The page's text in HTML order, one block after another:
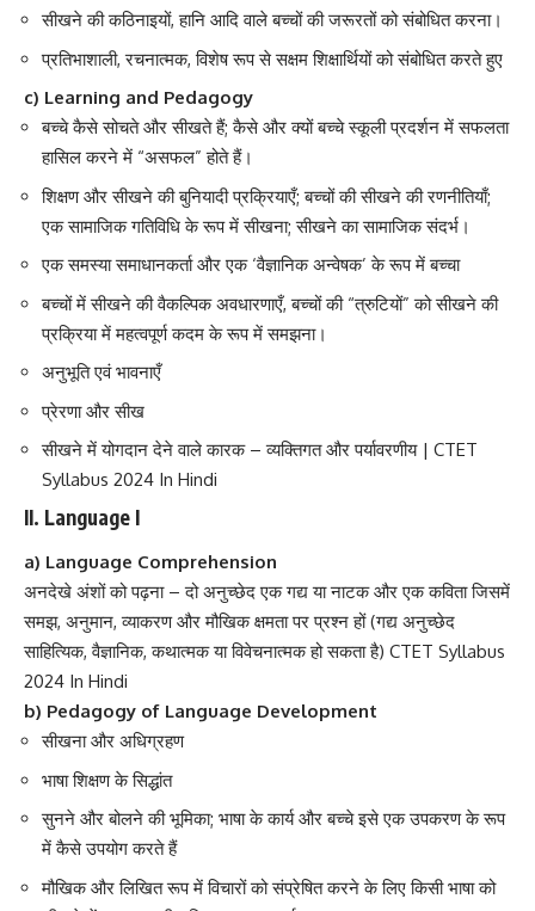
सीखने की कठिनाइयों, हानि आदि वाले बच्चों की जरूरतों को संबोधित करना।
प्रतिभाशाली, रचनात्मक, विशेष रूप से सक्षम शिक्षार्थियों को संबोधित करते हुए
c) Learning and Pedagogy
बच्चे कैसे सोचते और सीखते हैं; कैसे और क्यों बच्चे स्कूली प्रदर्शन में सफलता
हासिल करने में “असफल” होते हैं।
शिक्षण और सीखने की बुनियादी प्रक्रियाएँ; बच्चों की सीखने की रणनीतियाँ;
एक सामाजिक गतिविधि के रूप में सीखना; सीखने का सामाजिक संदर्भ।
एक समस्या समाधानकर्ता और एक ‘वैज्ञानिक अन्वेषक’ के रूप में बच्चा
बच्चों में सीखने की वैकल्पिक अवधारणाएँ, बच्चों की “त्रुटियों” को सीखने की
प्रक्रिया में महत्वपूर्ण कदम के रूप में समझना।
अनुभूति एवं भावनाएँ
प्रेरणा और सीख
सीखने में योगदान देने वाले कारक – व्यक्तिगत और पर्यावरणीय | CTET
Syllabus 2024 In Hindi
II. Language I
a) Language Comprehension
अनदेखे अंशों को पढ़ना – दो अनुच्छेद एक गद्य या नाटक और एक कविता जिसमें
समझ, अनुमान, व्याकरण और मौखिक क्षमता पर प्रश्न हों (गद्य अनुच्छेद
साहित्यिक, वैज्ञानिक, कथात्मक या विवेचनात्मक हो सकता है) CTET Syllabus
2024 In Hindi
b) Pedagogy of Language Development
सीखना और अधिग्रहण
भाषा शिक्षण के सिद्धांत
सुनने और बोलने की भूमिका; भाषा के कार्य और बच्चे इसे एक उपकरण के रूप
में कैसे उपयोग करते हैं
मौखिक और लिखित रूप में विचारों को संप्रेषित करने के लिए किसी भाषा को